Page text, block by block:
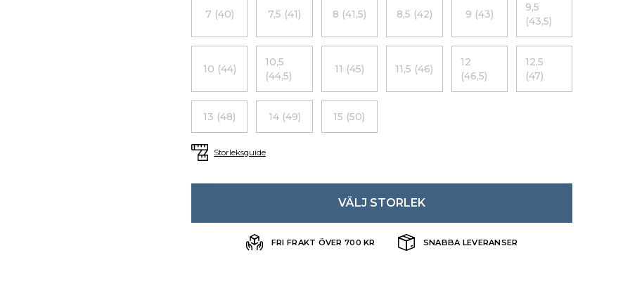
7 (40) 7,5 (41) 8 (41,5) 8,5 (42) 9 (43)
9,5
(43,5)
10 (44)
10,5
(44,5)
11 (45) 11,5 (46)
12
(46,5)
12,5
(47)
13 (48) 14 (49) 15 (50)
Storleksguide
VÄLJ STORLEK
FRI FRAKT ÖVER 700 KR SNABBA LEVERANSER